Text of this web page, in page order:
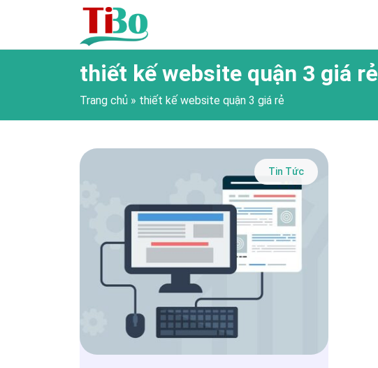
thiết kế website quận 3 giá rẻ
Trang chủ » thiết kế website quận 3 giá rẻ
Tin Tức